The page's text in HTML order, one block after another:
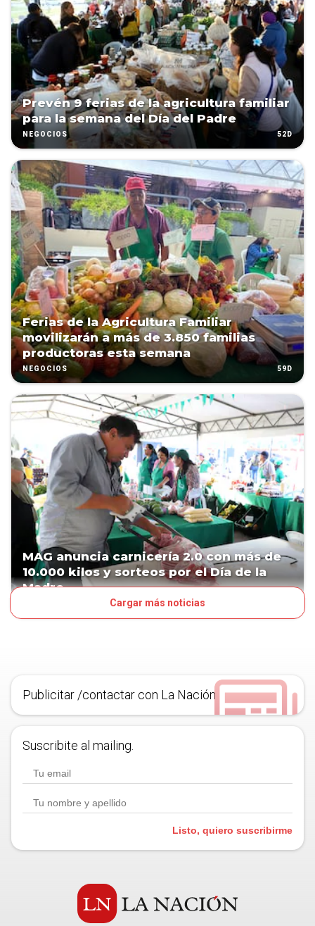
Prevén 9 ferias de la agricultura familiar
para la semana del Día del Padre
NEGOCIOS 52D
Ferias de la Agricultura Familiar
movilizarán a más de 3.850 familias
productoras esta semana
NEGOCIOS 59D
MAG anuncia carnicería 2.0 con más de
10.000 kilos y sorteos por el Día de la
Madre
Cargar más noticias
Publicitar /contactar con La Nación
Suscribite al mailing.
Listo, quiero suscribirme